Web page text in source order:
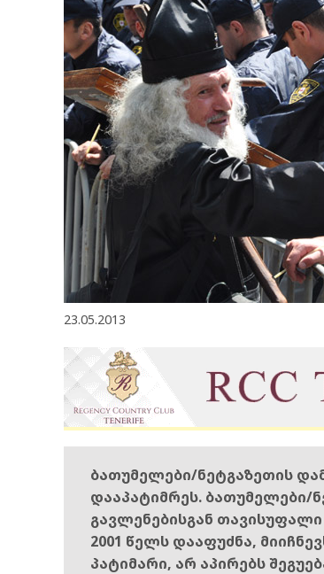
23.05.2013
ბათუმელები/ნეტგაზეთის
დააპატიმრეს.
გავლენებისგან
2001 წელს დააფუძნა,
პატიმარი, არ აპირებს